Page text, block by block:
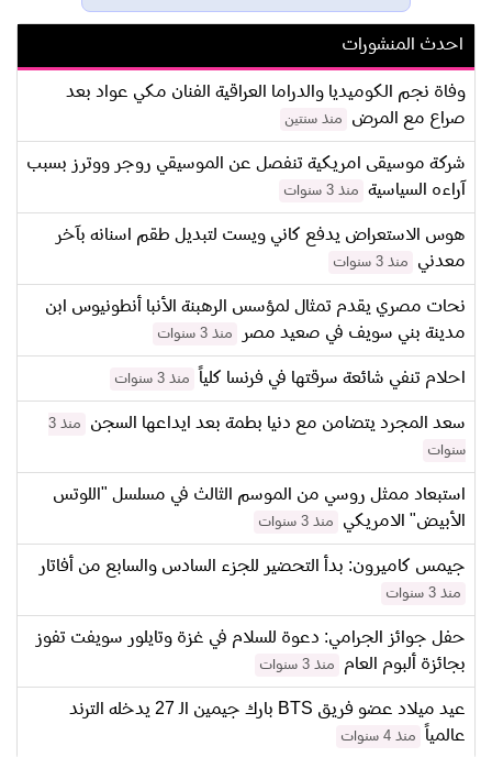
احدث المنشورات
وفاة نجم الكوميديا والدراما العراقية الفنان مكي عواد بعد
صراع مع المرض
منذ سنتين
شركة موسيقى امريكية تنفصل عن الموسيقي روجر ووترز بسبب
آراءه السياسية
منذ 3 سنوات
هوس الاستعراض يدفع كاني ويست لتبديل طقم اسنانه بآخر
معدني
منذ 3 سنوات
نحات مصري يقدم تمثال لمؤسس الرهبنة الأنبا أنطونيوس ابن
مدينة بني سويف في صعيد مصر
منذ 3 سنوات
احلام تنفي شائعة سرقتها في فرنسا كلياً منذ 3 سنوات
سعد المجرد يتضامن مع دنيا بطمة بعد ايداعها السجن
منذ 3
سنوات
استبعاد ممثل روسي من الموسم الثالث في مسلسل "اللوتس
الأبيض" الامريكي
منذ 3 سنوات
جيمس كاميرون: بدأ التحضير للجزء السادس والسابع من أفاتار
منذ 3 سنوات
حفل جوائز الجرامي: دعوة للسلام في غزة وتايلور سويفت تفوز
بجائزة ألبوم العام
منذ 3 سنوات
عيد ميلاد عضو فريق BTS بارك جيمين الـ 27 يدخله الترند
عالمياً
منذ 4 سنوات